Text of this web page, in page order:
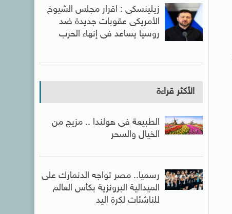
زيلينسكى : اقرار مجلس الشيوخ
الأمريكى عقوبات جديدة ضد
روسيا يساعد فى إنهاء الحرب
الأكثر قراءة
الطبيعة فى هولندا .. مزيج من
الخيال والسحر
رسميا.. مصر تواجه الدنمارك على
الميدالية البرونزية بكأس العالم
للناشئات لكرة اليد